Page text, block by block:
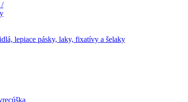
/
lepiace pásky, laky, fixatívy a šelaky